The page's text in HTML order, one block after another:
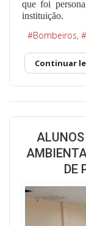
que foi
instituição.
Bombeiros
Continuar
DE